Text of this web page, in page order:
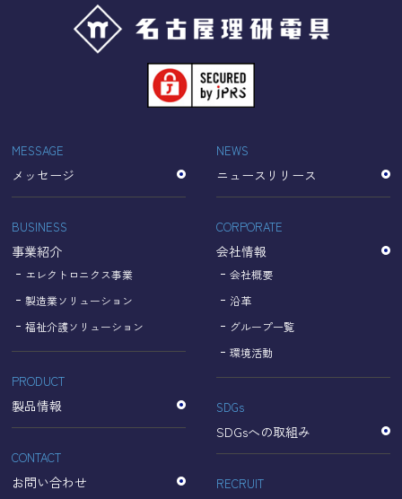
当サイトでは、より良いサービスの提供、またユーザビリ
ティの向上のため、Googleアナリティクスを使用し、当サ
イトの利用状況などのデータ収集及び解析を行っておりま
す。その際、「Cookie」を通じて、Googleがお客様のIPア
ドレスなどの情報を収集する場合がありますが、
「Cookie」で収集される情報は個人を特定できるものでは
収集されたデータはGoogleのプライバシーポリシーにおい
て管理されます。
なお、当サイトのご利用をもって、上述の方法・目的にお
いてGoogle及び当サイトが行うデータ処理に関し、お客様
【Googleのプライバシーポリシー】
https://policies.google.com/privacy?hl=ja
https://policies.google.com/technologies/partner-sites?
hl=ja
個人情報に関するお問い合わせ窓口
名古屋理研電具株式会社
TEL：052-833-1248
MESSAGE
メッセージ
BUSINESS
事業紹介
エレクトロニクス事業
製造業ソリューション
福祉介護ソリューション
PRODUCT
製品情報
CONTACT
お問い合わせ
NEWS
ニュースリリース
CORPORATE
会社情報
会社概要
沿革
グループ一覧
環境活動
SDGs
SDGsへの取組み
RECRUIT